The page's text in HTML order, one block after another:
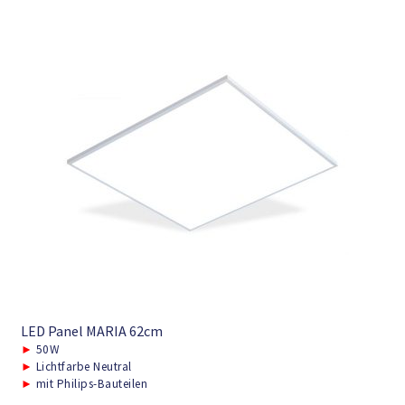
LED Panel MARIA 62cm
► 50W
► Lichtfarbe Neutral
► mit Philips-Bauteilen